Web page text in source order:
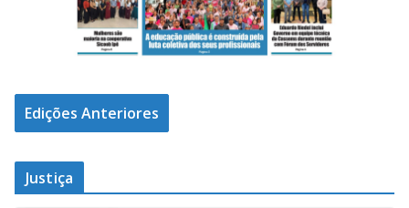
Edições Anteriores
Justiça